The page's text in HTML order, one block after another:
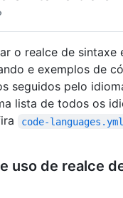
o realce de sintaxe
e exemplos de
seguidos pelo
lista de todos os
code-languages.yml
uso de realce